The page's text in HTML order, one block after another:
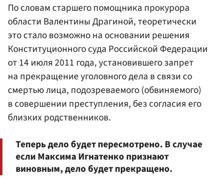
По словам старшего помощника прокурора
области Валентины Драгиной, теоретически
это стало возможно на основании решения
Конституционного суда Российской Федерации
от 14 июля 2011 года, установившего запрет
на прекращение уголовного дела в связи со
смертью лица, подозреваемого (обвиняемого)
в совершении преступления, без согласия его
близких родственников.
Теперь дело будет пересмотрено. В случае
если Максима Игнатенко признают
виновным, дело будет прекращено.